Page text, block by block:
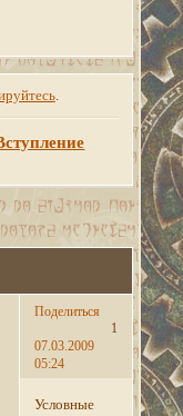
.
Поделиться
1
07.03.2009
05:24
Условные